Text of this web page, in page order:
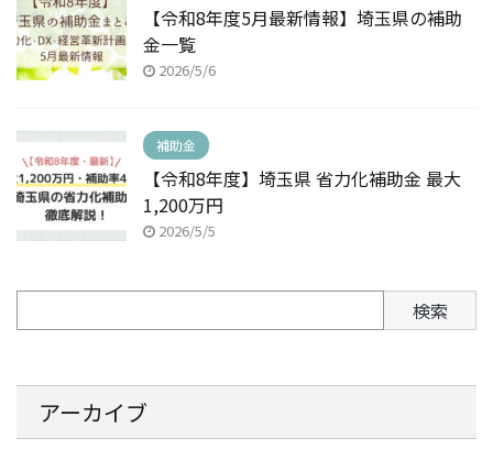
【令和8年度5月最新情報】埼玉県の補助
金一覧
2026/5/6
補助金
【令和8年度】埼玉県 省力化補助金 最大
1,200万円
2026/5/5
検索
アーカイブ